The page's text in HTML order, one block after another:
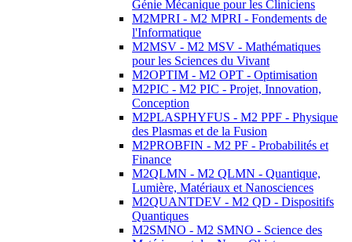
Génie Mécanique pour les Cliniciens
M2MPRI - M2 MPRI - Fondements de
l'Informatique
M2MSV - M2 MSV - Mathématiques
pour les Sciences du Vivant
M2OPTIM - M2 OPT - Optimisation
M2PIC - M2 PIC - Projet, Innovation,
Conception
M2PLASPHYFUS - M2 PPF - Physique
des Plasmas et de la Fusion
M2PROBFIN - M2 PF - Probabilités et
Finance
M2QLMN - M2 QLMN - Quantique,
Lumière, Matériaux et Nanosciences
M2QUANTDEV - M2 QD - Dispositifs
Quantiques
M2SMNO - M2 SMNO - Science des